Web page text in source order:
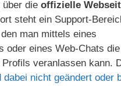
o
über die offizielle
steht ein Support-
man mittels eines
oder eines Web-Chats
Profils veranlassen kann.
dabei nicht geändert oder